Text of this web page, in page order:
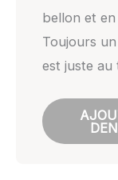
bellon et
Toujours
est juste au